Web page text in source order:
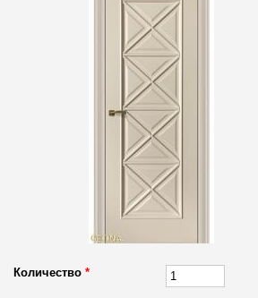
Количество *